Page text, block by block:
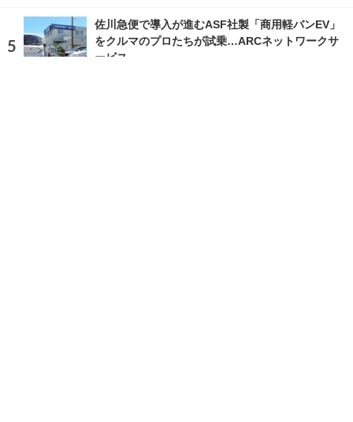
佐川急便で導入が進むASF社製「商用軽バンEV」
をクルマのプロたちが試乗…ARCネットワークサ
ービス